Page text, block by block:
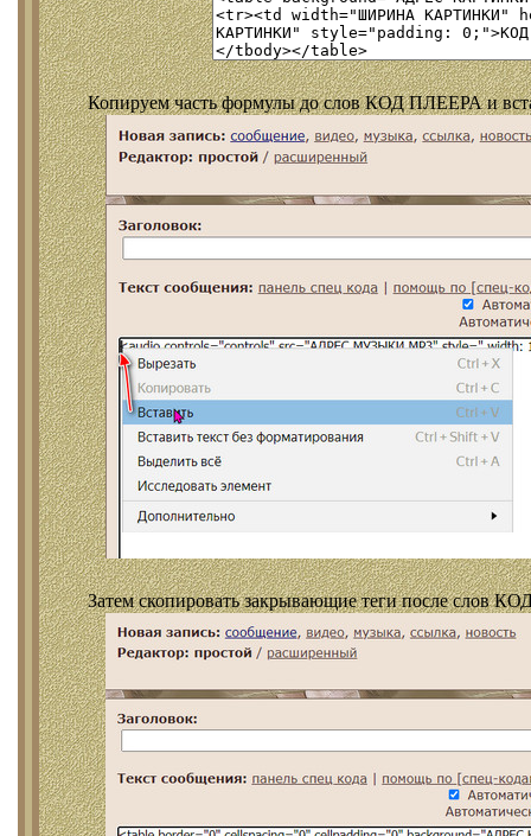
Копируем часть формулы до слов КОД ПЛЕЕРА и
Затем скопировать закрывающие теги после слов